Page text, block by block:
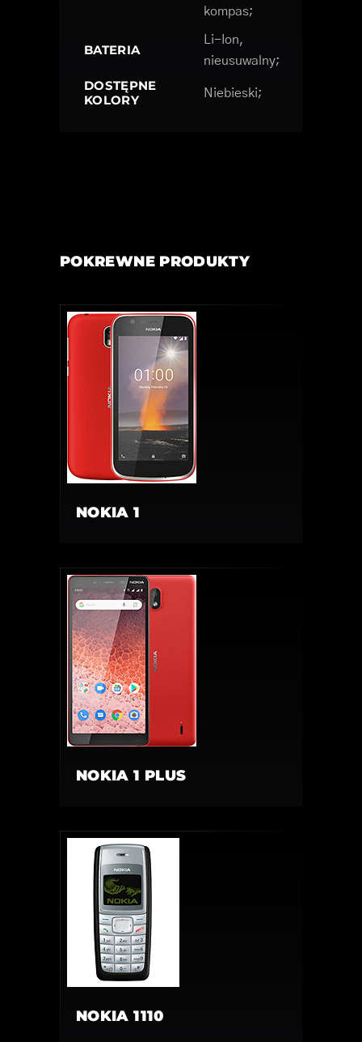
kompas;
BATERIA
Li-Ion,
nieusuwalny;
DOSTĘPNE
KOLORY
Niebieski;
POKREWNE PRODUKTY
NOKIA 1
NOKIA 1 PLUS
NOKIA 1110